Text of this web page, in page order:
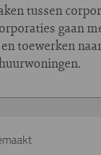
tussen
gaan
toewerken